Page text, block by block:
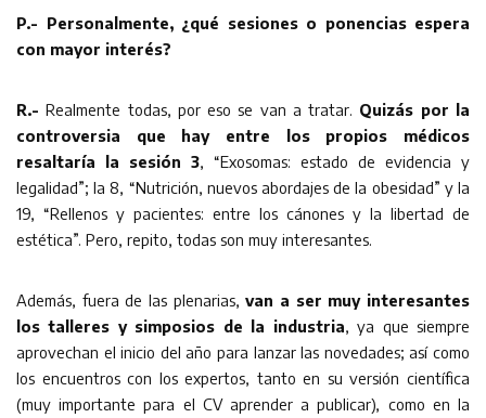
P.- Personalmente, ¿qué sesiones o ponencias espera
con mayor interés?
R.- Realmente todas, por eso se van a tratar. Quizás por la
controversia que hay entre los propios médicos
resaltaría la sesión 3, “Exosomas: estado de evidencia y
legalidad”; la 8, “Nutrición, nuevos abordajes de la obesidad” y la
19, “Rellenos y pacientes: entre los cánones y la libertad de
estética”. Pero, repito, todas son muy interesantes.
Además, fuera de las plenarias,van a ser muy interesantes
los talleres y simposios de la industria, ya que siempre
aprovechan el inicio del año para lanzar las novedades; así como
los encuentros con los expertos, tanto en su versión científica
(muy importante para el CV aprender a publicar), como en la